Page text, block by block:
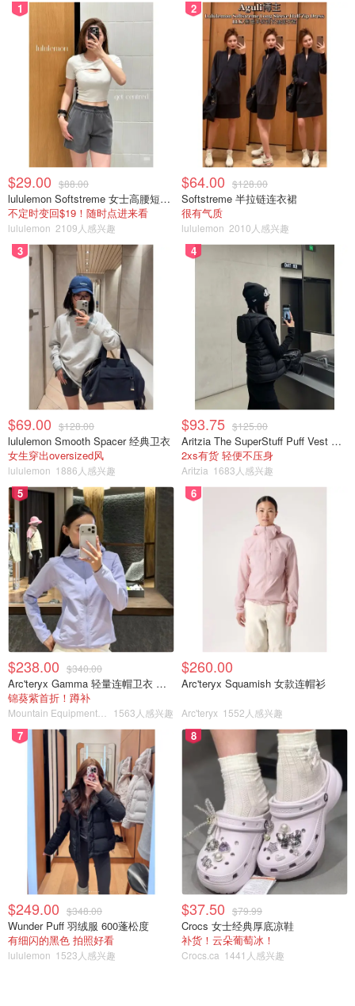
這也是很多～很多～Youtuber都有推薦的防曬乳產品，也是
物理性防曬乳，Titanium Dioxide 5.5%, Zinc Oxide 10%。
此外，成分有透明質酸 (Hyaluronic acid)，能幫助肌膚鎖
水、形成保護層等等。
好推，好塗抹之外，這款也稍有潤色的效果，不會覺得有顯
白的情形。我也超想入手這一款，但是因為保濕跟防曬乳都
很多了，所以先列到今年入秋的購物清單中。
Amazon.com : Reflect SPF 42 Tinted Mineral
Sunscreen Lotion, Zinc Oxide &amp; Titanium
Dioxide, Hyaluronic Acid &amp; Vitamin E,
Acne Sunblock, Medical Grade Anti-Aging
Face Moisturizer with SPF 2.1 OZ : Beauty
Amazon
购买
Supergoop!Mattescreen SPF 40 Mineral Makeup
Primer
這款其實算是物理性防曬妝前乳，Titanium Dioxide 0.7%
跟 Zinc Oxide 17%，有潤色的效果。這個品牌其實還蠻多
人關注的，我個人也很喜歡，包裝好亮眼喔！
原本想要買Sephora最近推出的防曬乳組合 Sephora
Favorites Sun Safety Kit，裡面就有 Supergoop!®’s
Unseen Sunscreen SPF 40，但是都先被 Rouge 搶光光
啦！！不知道還會不會補貨，好想買喔～～～
Amazon.com : Supergoop! Mattescreen - 1.5
fl oz - 100% Mineral Broad Spectrum SPF 40
Sunscreen - Reef-Safe Formula Smooths
Skin’s Appearance, Minimizes Pores, Controls
Shine - Water &amp; Sweat Resistant : Beauty
Amazon
购买
有發現？我推薦的都是物理性防曬乳嗎？
其實我一直有在使用防曬，以前多是使用日系品牌，也都是
跟著達人們的建議或是去藥妝店抓一瓶「暢銷排行榜」，但
1
$29.00 $88.00
lululemon Softstreme 女士高腰短裤 10cm
不定时变回$19！随时点进来看
lululemon 2109人感兴趣
2
$64.00 $128.00
Softstreme 半拉链连衣裙
很有气质
lululemon 2010人感兴趣
3
$69.00 $128.00
lululemon Smooth Spacer 经典卫衣
女生穿出oversized风
lululemon 1886人感兴趣
4
$93.75 $125.00
Aritzia The SuperStuff Puff Vest 轻盈亮面马甲
2xs有货 轻便不压身
Aritzia 1683人感兴趣
5
$238.00 $340.00
Arc'teryx Gamma 轻量连帽卫衣 女款
锦葵紫首折！蹲补
1563人感兴趣
6
$260.00
Arc'teryx Squamish 女款连帽衫
Arc'teryx 1552人感兴趣
7
$249.00 $348.00
Wunder Puff 羽绒服 600蓬松度
有细闪的黑色 拍照好看
lululemon 1523人感兴趣
8
$37.50 $79.99
Crocs 女士经典厚底凉鞋
补货！云朵葡萄冰！
Crocs.ca 1441人感兴趣